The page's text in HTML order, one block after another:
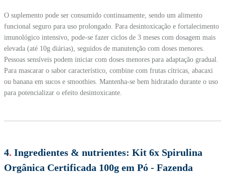
O suplemento pode ser consumido continuamente, sendo um alimento
funcional seguro para uso prolongado. Para desintoxicação e fortalecimento
imunológico intensivo, pode-se fazer ciclos de 3 meses com dosagem mais
elevada (até 10g diárias), seguidos de manutenção com doses menores.
Pessoas sensíveis podem iniciar com doses menores para adaptação gradual.
Para mascarar o sabor característico, combine com frutas cítricas, abacaxi
ou banana em sucos e smoothies. Mantenha-se bem hidratado durante o uso
para potencializar o efeito desintoxicante.
4. Ingredientes & nutrientes: Kit 6x Spirulina
Orgânica Certificada 100g em Pó - Fazenda